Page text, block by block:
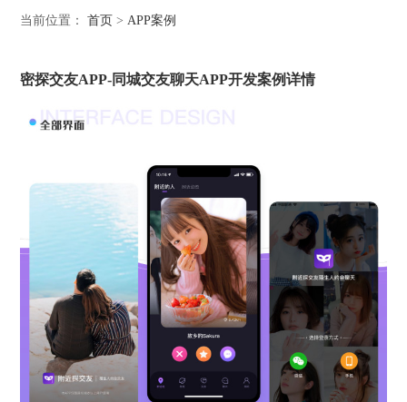
当前位置：首页 > APP案例
密探交友APP-同城交友聊天APP开发案例详情